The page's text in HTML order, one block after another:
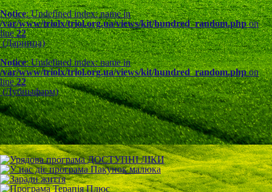
Notice: Undefined index: name in
/var/www/triolx/triol.org.ua/views/kit/hundred_random.phpon
line22
(Дарница)
Notice: Undefined index: name in
/var/www/triolx/triol.org.ua/views/kit/hundred_random.phpon
line22
(Лубныфарм)